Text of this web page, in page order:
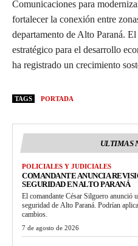
Comunicaciones para
fortalecer la conexión entre
departamento de Alto Paraná.
estratégico para el desarrollo
ha registrado un crecimiento
TAGS PORTADA
ULTIMAS
POLICIALES Y JUDICIALES
COMANDANTE ANUNCIA
SEGURIDAD EN ALTO PARANÁ
El comandante César Silguero anunció
seguridad de Alto Paraná. Podrían
cambios.
7 de agosto de 2026